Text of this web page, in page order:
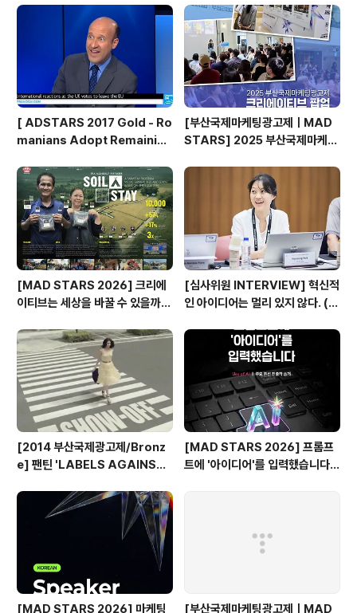
e Post-Pandemic Era : Finding Opportunities in
Challenges 팬데믹 이후의 시대: 도전에서 기회 찾기 Gu
[ ADSTARS 2017 Gold - Ro
manians Adopt Remainian
[부산국제마케팅광고제ㅣMAD
STARS] 2025 부산국제마케팅
기
[MAD STARS 2026] 크리에
이티브는 세상을 바꿀 수 있을까?
작)
[심사위원 INTERVIEW] 혁신적
인 아이디어는 멀리 있지 않다. (제
[2014 부산국제광고제/Bronz
e] 팬틴 'LABELS AGAINST
[MAD STARS 2026] 프롬프
트에 '아이디어'를 입력했습니다
[MAD STARS 2026] 마케팅 [부산국제마케팅광고제ㅣMAD